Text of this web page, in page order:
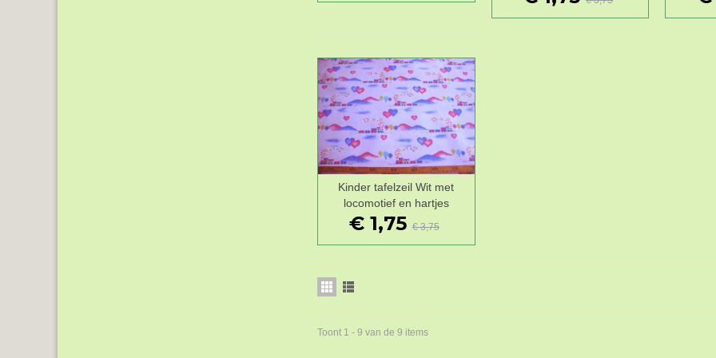
Wenslijst
Kinder tafelzeil Wit met
locomotief en hartjes
€ 1,75 € 3,75
Toont 1 - 9 van de 9 items